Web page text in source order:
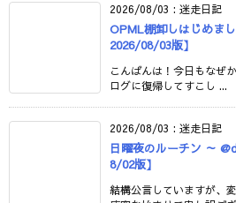
2026/08/03 : 迷走日記
OPML棚卸しはじめま
2026/08/03版】
こんばんは！今日もなぜ
ログに復帰してすこし ...
2026/08/03 : 迷走日記
日曜夜のルーチン ～
8/02版】
結構公言していますが、